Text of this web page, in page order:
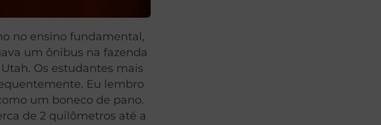
no ensino fundamental,
um ônibus na fazenda
Os estudantes mais
Eu lembro
um boneco de pano.
de 2 quilômetros até a